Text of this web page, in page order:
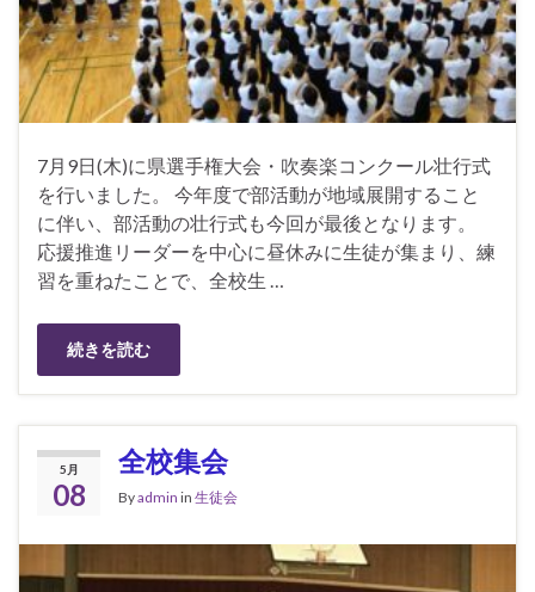
7月9日(木)に県選手権大会・吹奏楽コンクール壮行式
を行いました。 今年度で部活動が地域展開すること
に伴い、部活動の壮行式も今回が最後となります。
応援推進リーダーを中心に昼休みに生徒が集まり、練
習を重ねたことで、全校生 …
続きを読む
5月
08
全校集会
Byadmin in 生徒会